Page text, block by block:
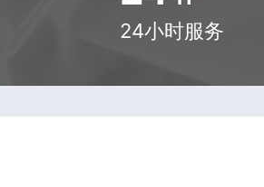
24小时服务